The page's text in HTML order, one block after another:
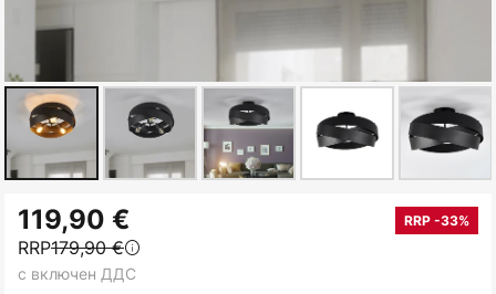
към
началото
на
119,90 € RRP -33%
RRP179,90 €
с включен ДДС